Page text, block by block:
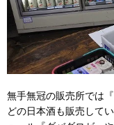
無手無冠の販売所では
どの日本酒も販売して